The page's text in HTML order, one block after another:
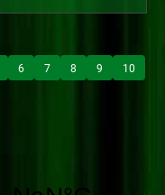
6 7 8 9 10